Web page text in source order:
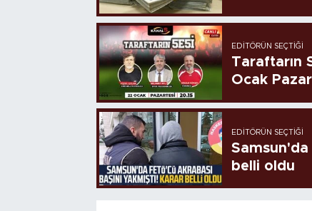
EDITÖRÜN SEÇTIĞI
Taraftarın
Ocak
EDITÖRÜN SEÇTIĞI
Samsun'da
belli oldu